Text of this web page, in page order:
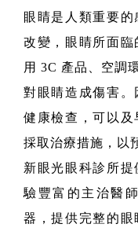
眼睛是人類重要
改變，眼睛所面
用 3C 產品、空調
對眼睛造成傷害
健康檢查，可以
採取治療措施，以
新眼光眼科診所提
驗豐富的主治醫
器，提供完整的